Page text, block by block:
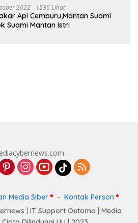
2022 1536 Lihat
Api Cemburu,Mantan Suami
Suami Mantan Istri
Media Siber
Kontak Person
| IT Support Oetomo | Media